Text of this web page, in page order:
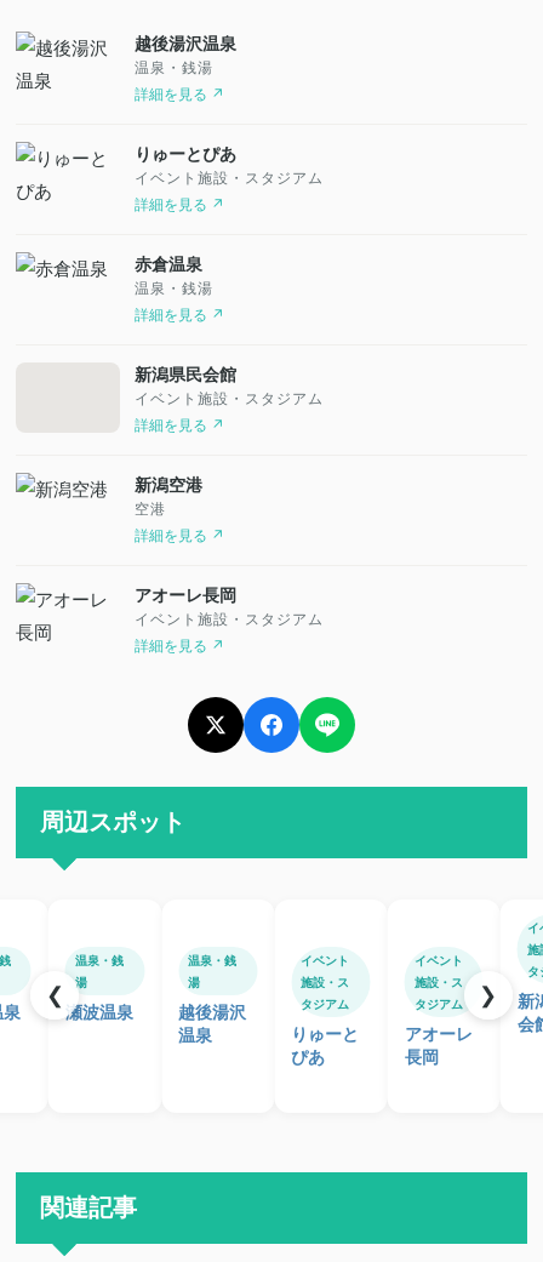
越後湯沢温泉
温泉・銭湯
詳細を見る ↗
りゅーとぴあ
イベント施設・スタジアム
詳細を見る ↗
赤倉温泉
温泉・銭湯
詳細を見る ↗
新潟県民会館
イベント施設・スタジアム
詳細を見る ↗
新潟空港
空港
詳細を見る ↗
アオーレ長岡
イベント施設・スタジアム
詳細を見る ↗
周辺スポット
温泉・銭
湯
瀬波温泉
温泉・銭
湯
越後湯沢
温泉
イベント
施設・ス
タジアム
りゅーと
ぴあ
イベント
施設・ス
タジアム
アオーレ
長岡
イ
施
タ
新
会
❮ ❯
関連記事